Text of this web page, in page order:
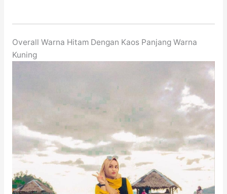
Overall Warna Hitam Dengan Kaos Panjang Warna
Kuning